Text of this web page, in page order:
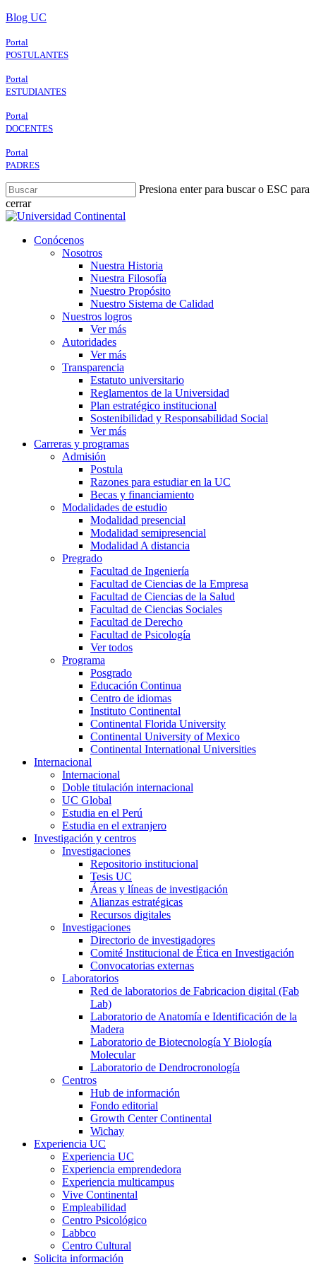
Skip
main
content
Blog UC
Portal
POSTULANTES
Portal
ESTUDIANTES
Portal
DOCENTES
Portal
PADRES
Presiona enter para buscar o ESC para
cerrar
Close
search
Menu
Conócenos
Nosotros
Nuestra Historia
Nuestra Filosofía
Nuestro Propósito
Nuestro Sistema de Calidad
Nuestros logros
Ver más
Autoridades
Ver más
Transparencia
Estatuto universitario
Reglamentos de la Universidad
Plan estratégico institucional
Sostenibilidad y Responsabilidad Social
Ver más
Carreras y programas
Admisión
Postula
Razones para estudiar en la UC
Becas y financiamiento
Modalidades de estudio
Modalidad presencial
Modalidad semipresencial
Modalidad A distancia
Pregrado
Facultad de Ingeniería
Facultad de Ciencias de la Empresa
Facultad de Ciencias de la Salud
Facultad de Ciencias Sociales
Facultad de Derecho
Facultad de Psicología
Ver todos
Programa
Posgrado
Educación Continua
Centro de idiomas
Instituto Continental
Continental Florida University
Continental University of Mexico
Continental International Universities
Internacional
Internacional
Doble titulación internacional
UC Global
Estudia en el Perú
Estudia en el extranjero
Investigación y centros
Investigaciones
Repositorio institucional
Tesis UC
Áreas y líneas de investigación
Alianzas estratégicas
Recursos digitales
Investigaciones
Directorio de investigadores
Comité Institucional de Ética en Investigación
Convocatorias externas
Laboratorios
Red de laboratorios de Fabricacion digital (Fab
Lab)
Laboratorio de Anatomía e Identificación de la
Madera
Laboratorio de Biotecnología Y Biología
Molecular
Laboratorio de Dendrocronología
Centros
Hub de información
Fondo editorial
Growth Center Continental
Wichay
Experiencia UC
Experiencia UC
Experiencia emprendedora
Experiencia multicampus
Vive Continental
Empleabilidad
Centro Psicológico
Labbco
Centro Cultural
Solicita información